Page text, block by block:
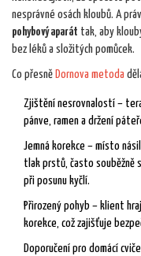
nesprávné osách kloubů. A
pohybový aparát tak, aby
bez léků a složitých pomůcek.
Co přesně Dornova metoda
Zjištění nesrovnalostí –
pánve, ramen a držení
Jemná korekce – místo
tlak prstů, často souběžně
při posunu kyčlí.
Přirozený pohyb – klient
korekce, což zajišťuje
Doporučení pro domácí